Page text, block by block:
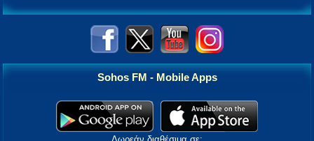
Sohos FM - Mobile Apps